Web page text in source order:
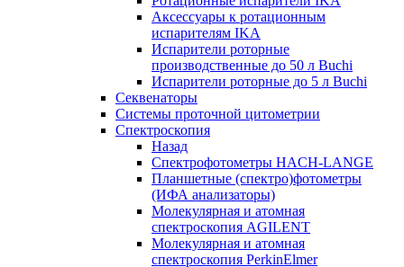
Аксессуары к ротационным
испарителям IKA
Испарители роторные
производственные до 50 л Buchi
Испарители роторные до 5 л Buchi
Секвенаторы
Системы проточной цитометрии
Спектроскопия
Назад
Спектрофотометры HACH-LANGE
Планшетные (спектро)фотометры
(ИФА анализаторы)
Молекулярная и атомная
спектроскопия AGILENT
Молекулярная и атомная
спектроскопия PerkinElmer